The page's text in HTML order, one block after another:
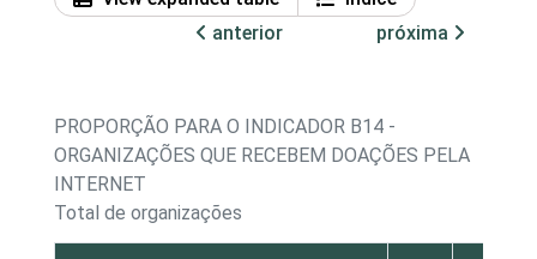
anterior
próxima
PROPORÇÃO PARA O INDICADOR B14 -
ORGANIZAÇÕES QUE RECEBEM DOAÇÕES PELA
INTERNET
Total de organizações